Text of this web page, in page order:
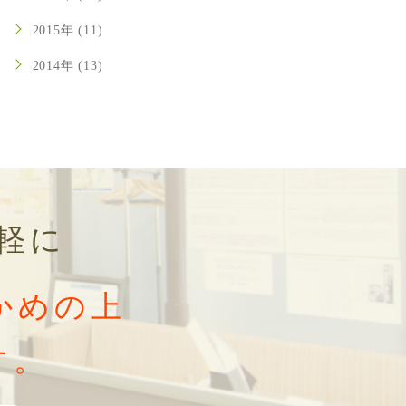
2015年 (11)
2014年 (13)
に
めの上
。